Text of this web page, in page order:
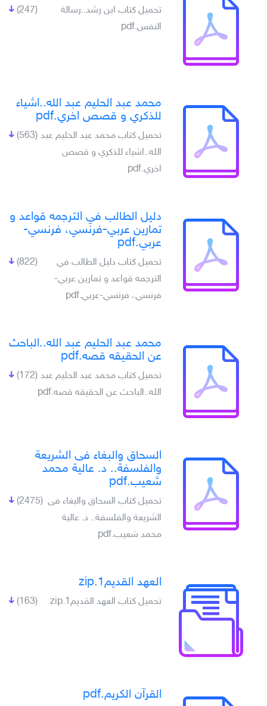
(247)
تحميل كتاب ابن رشد..رسالة
النفس.pdf
محمد عبد الحليم عبد الله..اشياء
للذكري و قصص اخري.pdf
(563) تحميل كتاب محمد عبد الحليم عبد
الله..اشياء للذكري و قصص
اخري.pdf
دليل الطالب في الترجمه قواعد و
تمارين عربي-فرنسي، فرنسي-
عربي.pdf
(822)
تحميل كتاب دليل الطالب في
الترجمه قواعد و تمارين عربي-
فرنسي، فرنسي-عربي.pdf
محمد عبد الحليم عبد الله..الباحث
عن الحقيقه قصه.pdf
(172) تحميل كتاب محمد عبد الحليم عبد
الله..الباحث عن الحقيقه قصه.pdf
السحاق والبغاء فى الشريعة
والفلسفة.. د. عالية محمد
شعيب.pdf
(2475) تحميل كتاب السحاق والبغاء فى
الشريعة والفلسفة.. د. عالية
محمد شعيب.pdf
العهد القديم1.zip
(163) تحميل كتاب العهد القديم1.zip
القرآن الكريم.pdf